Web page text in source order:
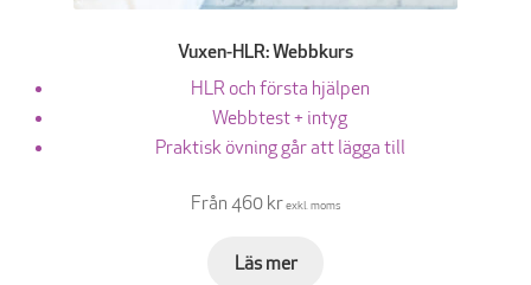
Vuxen-HLR: Webbkurs
HLR och första hjälpen
Webbtest + intyg
Praktisk övning går att lägga till
Från 460 krexkl. moms
Läs mer